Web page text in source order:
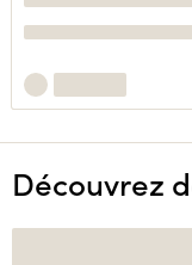
Découvrez